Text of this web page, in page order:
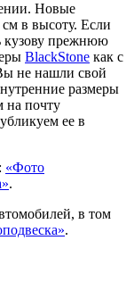
Новые
в высоту. Если
кузову прежнюю
BlackStone как с
не нашли свой
размеры
почту
ее в
«Фото
.
в том
.